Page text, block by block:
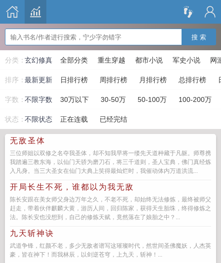
搜 索
分类： 全部分类
玄幻修真 重生穿越 都市小说 军史小说 网
排序： 日排行榜 周排行榜 月排行榜 总排行榜
最新更新
字数：不限字数 30万以下 30-50万 50-100万 100-200万
状态：不限状态 正在连载 已经完结
无敌圣体
三位师姐以双修之名夺我圣体，却不知我早将一缕先天道种藏于凡躯。师尊携
我踏遍三教东海，以仙门天骄为磨刀石，将三千道则，圣人宝典，佛门真经炼
入凡身。当三大圣女在仙门大典上笑得最灿烂时，我催动体内万道洪流...
开局长生不死，谁都以为我无敌
陈长安跟在美女师父身边万年之久，不老不死，却始终无法修炼，最终被师父
赶走，带着伙伴麒麟大黄，游历人间，回归陈家，获得天生胎珠，终得修炼之
法。陈长安也没想到，自己的修炼天赋，竟然落在了娘胎之中？...
九天斩神诀
武道争锋，红颜不老，多少无敌者谱写这璀璨时代，然世间圣佛魔妖，人杰英
豪，皆在神下！而我林辰，以剑逆苍穹，上九天，斩神！...